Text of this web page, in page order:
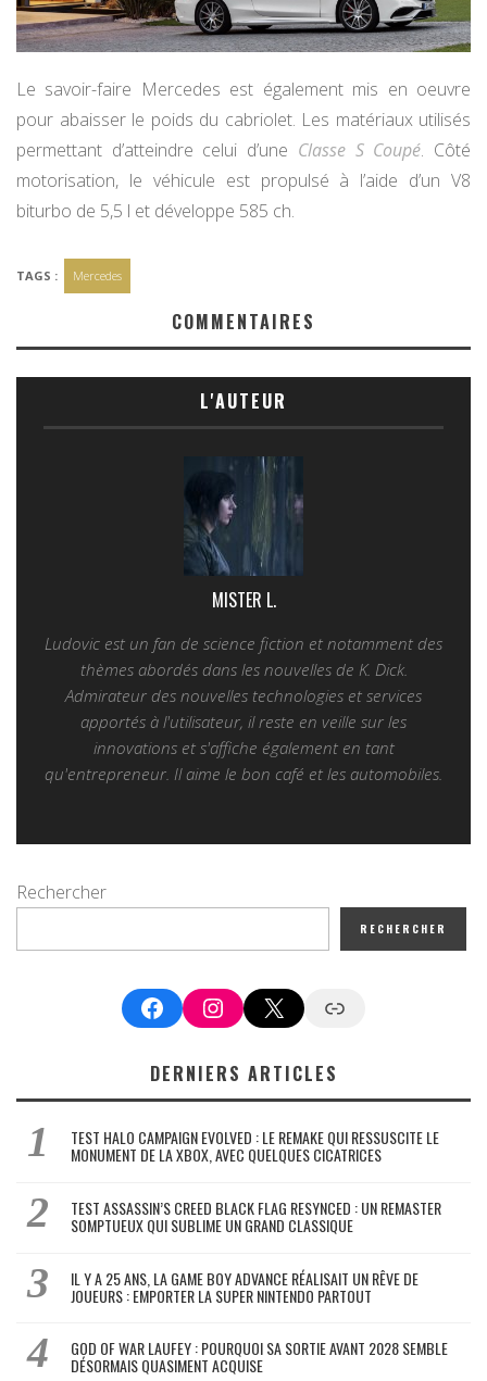
Le savoir-faire Mercedes est également mis en oeuvre
pour abaisser le poids du cabriolet. Les matériaux utilisés
permettant d’atteindre celui d’une Classe S Coupé. Côté
motorisation, le véhicule est propulsé à l’aide d’un V8
biturbo de 5,5 l et développe 585 ch.
TAGS : Mercedes
COMMENTAIRES
L'AUTEUR
MISTER L.
Ludovic est un fan de science fiction et notamment des
thèmes abordés dans les nouvelles de K. Dick.
Admirateur des nouvelles technologies et services
apportés à l'utilisateur, il reste en veille sur les
innovations et s'affiche également en tant
qu'entrepreneur. Il aime le bon café et les automobiles.
Rechercher
RECHERCHER
FacebookInstagram
X Google News
DERNIERS ARTICLES
TEST HALO CAMPAIGN EVOLVED : LE REMAKE QUI RESSUSCITE LE
MONUMENT DE LA XBOX, AVEC QUELQUES CICATRICES
TEST ASSASSIN’S CREED BLACK FLAG RESYNCED : UN REMASTER
SOMPTUEUX QUI SUBLIME UN GRAND CLASSIQUE
IL Y A 25 ANS, LA GAME BOY ADVANCE RÉALISAIT UN RÊVE DE
JOUEURS : EMPORTER LA SUPER NINTENDO PARTOUT
GOD OF WAR LAUFEY : POURQUOI SA SORTIE AVANT 2028 SEMBLE
DÉSORMAIS QUASIMENT ACQUISE